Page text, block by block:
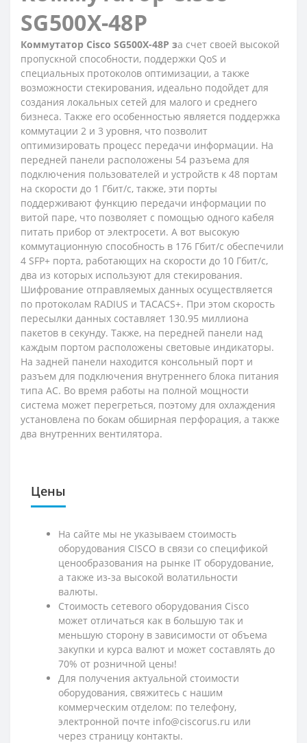
SG500X-48P
Коммутатор Cisco SG500X-48P за счет своей высокой
пропускной способности, поддержки QoS и
специальных протоколов оптимизации, а также
возможности стекирования, идеально подойдет для
создания локальных сетей для малого и среднего
бизнеса. Также его особенностью является поддержка
коммутации 2 и 3 уровня, что позволит
оптимизировать процесс передачи информации. На
передней панели расположены 54 разъема для
подключения пользователей и устройств к 48 портам
на скорости до 1 Гбит/с, также, эти порты
поддерживают функцию передачи информации по
витой паре, что позволяет с помощью одного кабеля
питать прибор от электросети. А вот высокую
коммутационную способность в 176 Гбит/с обеспечили
4 SFP+ порта, работающих на скорости до 10 Гбит/с,
два из которых используют для стекирования.
Шифрование отправляемых данных осуществляется
по протоколам RADIUS и TACACS+. При этом скорость
пересылки данных составляет 130.95 миллиона
пакетов в секунду. Также, на передней панели над
каждым портом расположены световые индикаторы.
На задней панели находится консольный порт и
разъем для подключения внутреннего блока питания
типа AC. Во время работы на полной мощности
система может перегреться, поэтому для охлаждения
установлена по бокам обширная перфорация, а также
два внутренних вентилятора.
Цены
На сайте мы не указываем стоимость
оборудования CISCO в связи со спецификой
ценообразования на рынке IT оборудование,
а также из-за высокой волатильности
валюты.
Стоимость сетевого оборудования Cisco
может отличаться как в большую так и
меньшую сторону в зависимости от объема
закупки и курса валют и может составлять до
70% от розничной цены!
Для получения актуальной стоимости
оборудования, свяжитесь с нашим
коммерческим отделом: по телефону,
электронной почте info@ciscorus.ru или
через страницу контакты.